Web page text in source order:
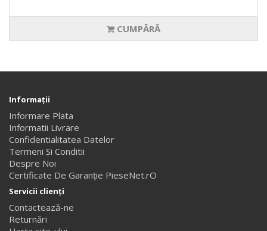
CUMPĂRĂ
Informaţii
Informare Plata
Informatii Livrare
Confidentialitatea Datelor
Termeni Si Conditii
Despre Noi
Certificate De Garanție PieseNet.rO
Servicii clienţi
Contactează-ne
Returnări